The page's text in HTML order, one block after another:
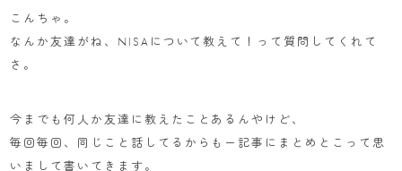
こんちゃ。
なんか友達がね、NISAについて教えて！って質問してくれて
さ。
今までも何人か友達に教えたことあるんやけど、
毎回毎回、同じこと話してるからもー記事にまとめとこって思
いまして書いてきます。